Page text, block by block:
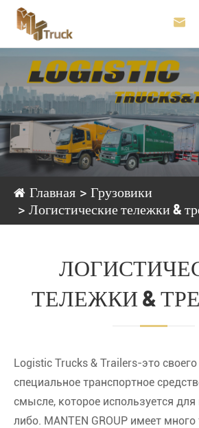

Главная
Грузовики
Логистические тележки &
ТЕЛЕЖКИ &
Logistic Trucks & Trailers-это
специальное транспортное
смысле, которое используется для
либо. MANTEN GROUP имеет много